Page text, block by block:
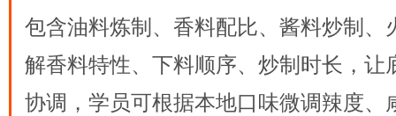
包含油料炼制、香料配比、酱料炒制、
解香料特性、下料顺序、炒制时长，让
协调，学员可根据本地口味微调辣度、